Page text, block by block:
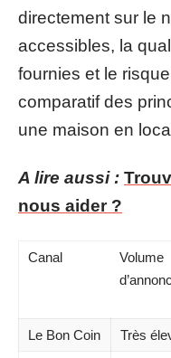
directement sur le
accessibles, la
fournies et le
comparatif des
une maison en
A lire aussi :
nous aider ?
Canal
Volume
Le Bon Coin Très